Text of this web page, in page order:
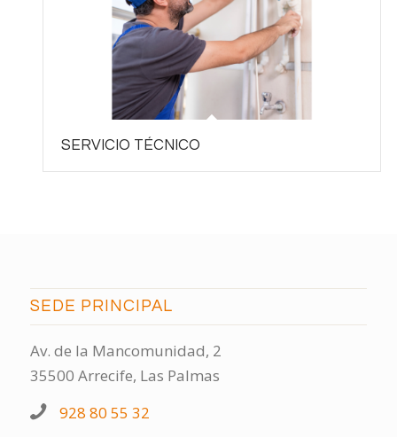
SERVICIO TÉCNICO
SEDE PRINCIPAL
Av. de la Mancomunidad, 2
35500 Arrecife, Las Palmas
928 80 55 32